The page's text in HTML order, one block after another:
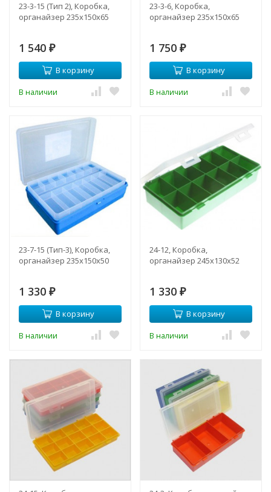
23-3-15 (Тип 2), Коробка,
органайзер 235х150х65
1 540 ₽
В корзину
В наличии
23-3-6, Коробка,
органайзер 235х150х65
1 750 ₽
В корзину
В наличии
23-7-15 (Тип-3), Коробка,
органайзер 235х150х50
1 330 ₽
В корзину
В наличии
24-12, Коробка,
органайзер 245х130х52
1 330 ₽
В корзину
В наличии